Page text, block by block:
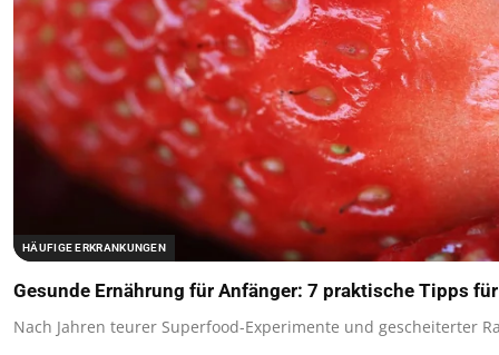
HÄUFIGE ERKRANKUNGEN
Gesunde Ernährung für Anfänger: 7 praktische Tipps
Nach Jahren teurer Superfood-Experimente und gescheiterter